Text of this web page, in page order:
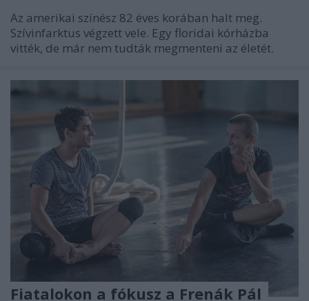
Az amerikai színész 82 éves korában halt meg.
Szívinfarktus végzett vele. Egy floridai kórházba
vitték, de már nem tudták megmenteni az életét.
Fiatalokon a fókusz a Frenák Pál